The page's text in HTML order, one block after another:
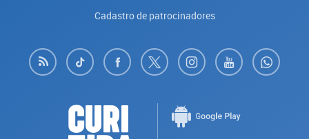
Cadastro de patrocinadores